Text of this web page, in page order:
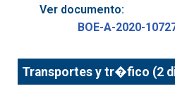
Ver documento:
BOE-A-2020-
Transportes y tr�fico (2